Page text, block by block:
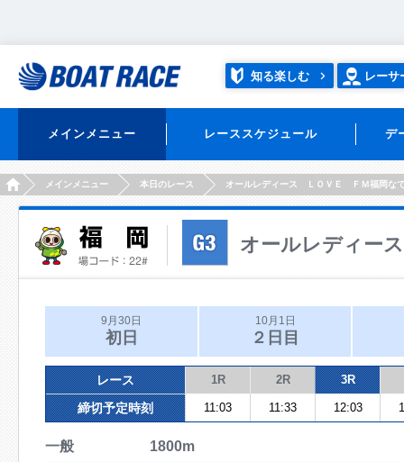
知る楽しむ レーサ
メインメニュー レーススケジュール デ
HOMEメインメニュー 本日のレース オールレディース ＬＯＶＥ ＦＭ福岡な
オールレディー
9月30日
初日
10月1日
２日目
レース 1R 2R 3R
締切予定時刻 11:03 11:33 12:03
一般 1800m